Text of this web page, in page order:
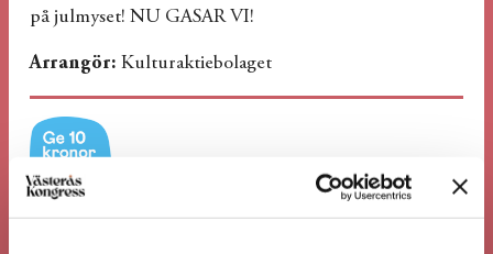
på julmyset! NU GASAR VI!
Arrangör: Kulturaktiebolaget